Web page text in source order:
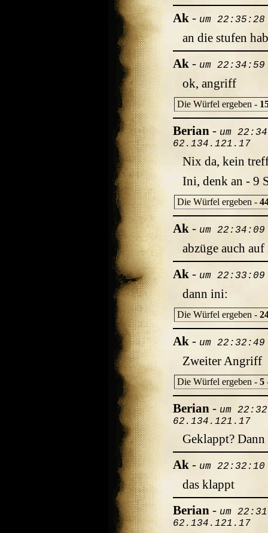
Ak - um
an die stufen
Ak - um
ok, angriff
Die Würfel ergeben -
Berian - um
62.134.121.17
Nix da, kein
Ini, denk an - 9
Die Würfel ergeben -
Ak - um
abzüge auch auf
Ak - um
dann ini:
Die Würfel ergeben -
Ak - um
Zweiter Angriff
Die Würfel ergeben - 5
Berian - um
62.134.121.17
Geklappt?
Ak - um
das klappt
Berian - um
62.134.121.17